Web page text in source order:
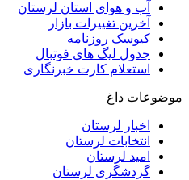
آب و هوای استان لرستان
آخرین تغییرات بازار
کیوسک روزنامه
جدول لیگ های فوتبال
استعلام کارت خبرنگاری
موضوعات داغ
اخبار لرستان
انتخابات لرستان
امید لرستان
گردشگری لرستان